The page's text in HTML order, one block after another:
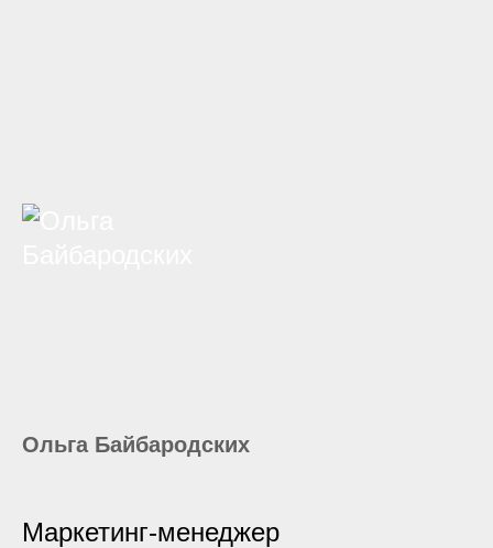
Ольга Байбародских
Маркетинг-менеджер